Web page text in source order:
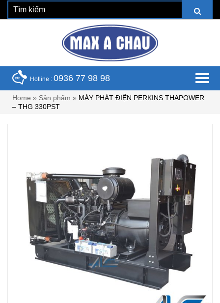
Hotline : 0936 77 98 98
Home » Sản phẩm » MÁY PHÁT ĐIỆN PERKINS THAPOWER
– THG 330PST